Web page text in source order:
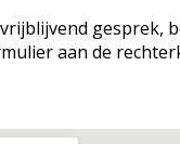
gesprek,
aan de